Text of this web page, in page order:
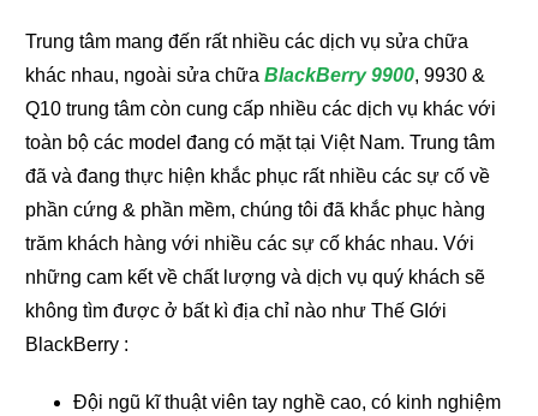
Trung tâm mang đến rất nhiều các dịch vụ sửa chữa
khác nhau, ngoài sửa chữaBlackBerry 9900, 9930 &
Q10 trung tâm còn cung cấp nhiều các dịch vụ khác với
toàn bộ các model đang có mặt tại Việt Nam. Trung tâm
đã và đang thực hiện khắc phục rất nhiều các sự cố về
phần cứng & phần mềm, chúng tôi đã khắc phục hàng
trăm khách hàng với nhiều các sự cố khác nhau. Với
những cam kết về chất lượng và dịch vụ quý khách sẽ
không tìm được ở bất kì địa chỉ nào như Thế GIới
BlackBerry :
Đội ngũ kĩ thuật viên tay nghề cao, có kinh nghiệm